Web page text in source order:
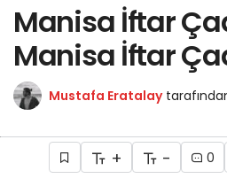
Manisa İftar
Manisa İftar
Mustafa Eratalay
+ - 0